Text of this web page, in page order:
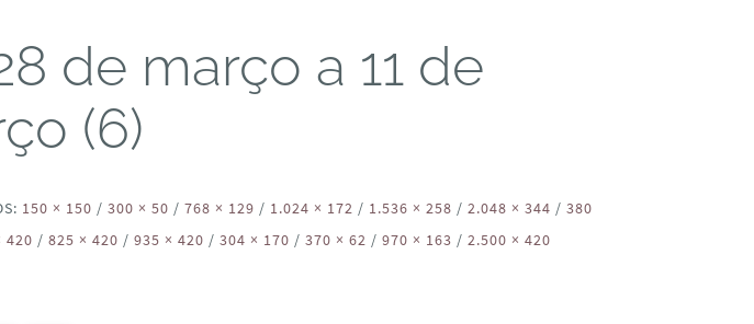
de março a 11 de
(6)
150 × 150 / 300 × 50 / 768 × 129 / 1.024 × 172 / 1.536 × 258 / 2.048 × 344 / 380
420 / 825 × 420 / 935 × 420 / 304 × 170 / 370 × 62 / 970 × 163 / 2.500 × 420